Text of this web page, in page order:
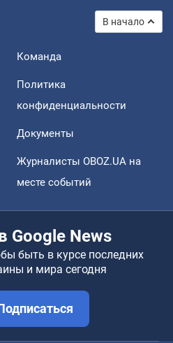
В начало
Команда
Политика
конфиденциальности
Документы
Журналисты OBOZ.UA на
месте событий
Google News
быть в курсе последних
и мира сегодня